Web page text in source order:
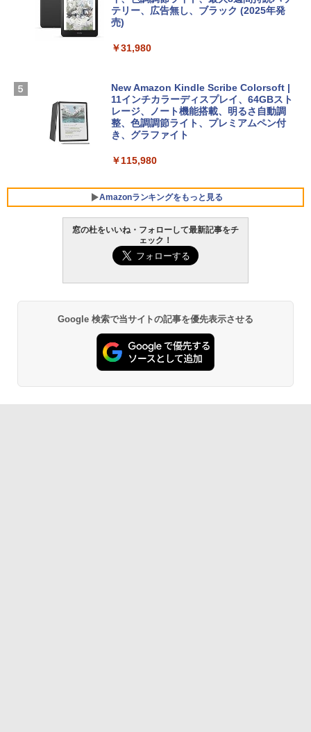
ン 15-fd 15.6インチ 16GBメモリ 512GB
SSD インテル Core 5
￥129,800
FMV ノートパソコン WE1-K3 (MS 365 P
ersonal/Copilotキー搭載/Win 11/15.6型/
Core i5/16GB/SSD 512GB/ホワイト) FM
VWK3E15W_AZ
ト): Java & Bedrock Edition | オンライ
￥3,600
FM TOWNS ハイパー・カタログ: 本体ハ
ェクトリストと最新エミュレータ紹介
テリー、広告無し、ブラック (2025年発
売)
￥31,980
New Amazon Kindle Scribe Colorsoft |
11インチカラーディスプレイ、64GBスト
レージ、ノート機能搭載、明るさ自動調
整、色調調節ライト、プレミアムペン付
き、グラファイト
￥115,980
Amazonランキングをもっと見る
窓の杜をいいね・フォローして最新記事をチ
ェック！
Google 検索で当サイトの記事を優先表示させる